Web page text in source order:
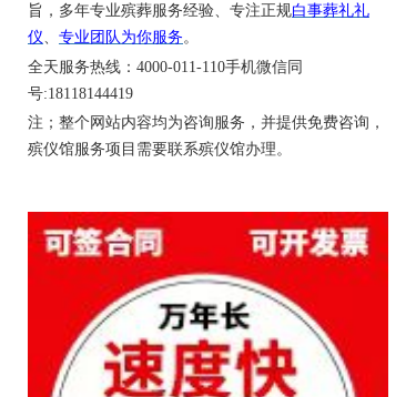
旨，多年专业殡葬服务经验、专注正规白事葬礼礼
仪
专业团队为你服务 。
全天服务热线 ： 4000-011-110手机微信同
号:18118144419
注； 整个网站内容均为咨询服务，并提供免费咨询，
殡仪馆服务项目需要联系殡仪馆办理 。